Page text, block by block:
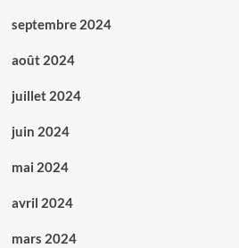
septembre 2024
août 2024
juillet 2024
juin 2024
mai 2024
avril 2024
mars 2024